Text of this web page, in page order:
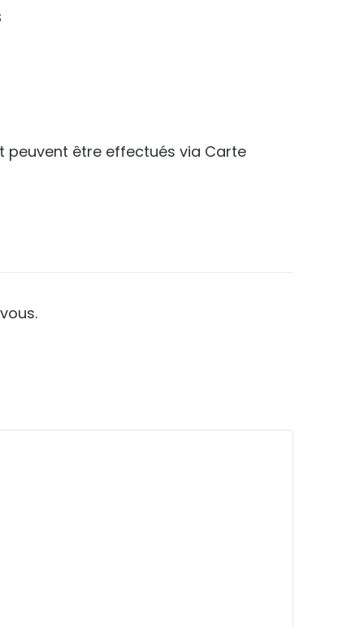
peuvent être effectués via Carte